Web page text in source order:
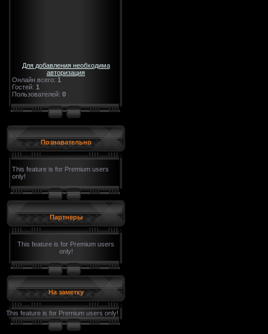
Для добавления необходима
авторизация
Онлайн всего: 1
Гостей: 1
Пользователей: 0
Познавательно
This feature is for Premium users
only!
Партнеры
This feature is for Premium users
only!
На заметку
This feature is for Premium users only!